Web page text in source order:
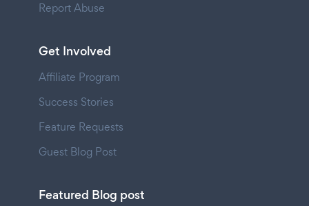
Report Abuse
Get Involved
Affiliate Program
Success Stories
Feature Requests
Guest Blog Post
Featured Blog post